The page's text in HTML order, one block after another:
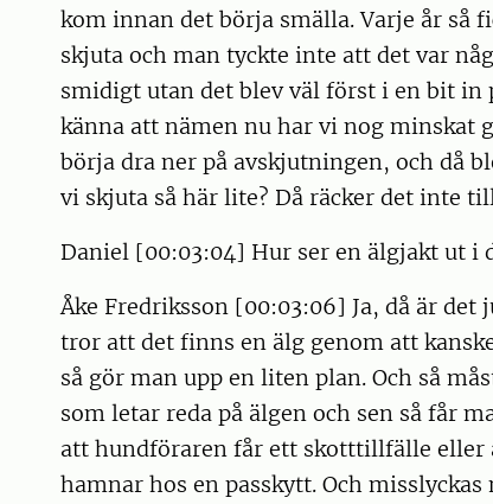
kom innan det börja smälla. Varje år så
skjuta och man tyckte inte att det var
smidigt utan det blev väl först i en bit
känna att nämen nu har vi nog minskat
börja dra ner på avskjutningen, och då
vi skjuta så här lite? Då räcker det inte
Daniel [00:03:04] Hur ser en älgjakt ut i
Åke Fredriksson [00:03:06] Ja, då är
tror att det finns en älg genom att
så gör man upp en liten plan. Och så
som letar reda på älgen och sen så får
att hundföraren får ett skotttillfälle
hamnar hos en passkytt. Och